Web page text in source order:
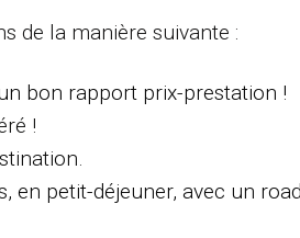
de la manière suivante :
bon rapport prix-prestation !
!
en petit-déjeuner, avec un